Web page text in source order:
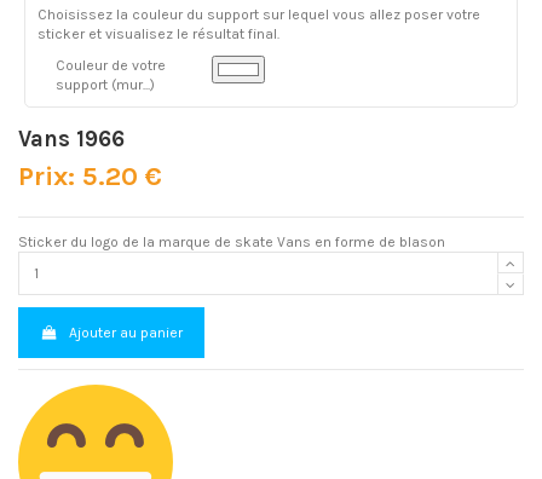
Choisissez la couleur du support sur lequel vous allez poser votre
sticker et visualisez le résultat final.
Couleur de votre
support (mur...)
Vans 1966
Prix: 5.20 €
Sticker du logo de la marque de skate Vans en forme de blason
Ajouter au panier